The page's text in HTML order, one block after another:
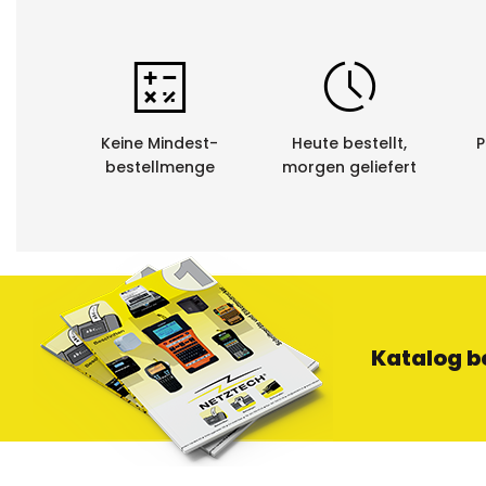
Keine Mindest-
bestellmenge
Heute bestellt,
morgen geliefert
Katalog